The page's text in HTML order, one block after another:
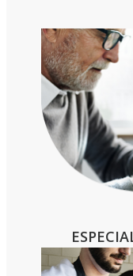
– Título de
Secundaria
– Título
– Certificado
– Título de
equivalente